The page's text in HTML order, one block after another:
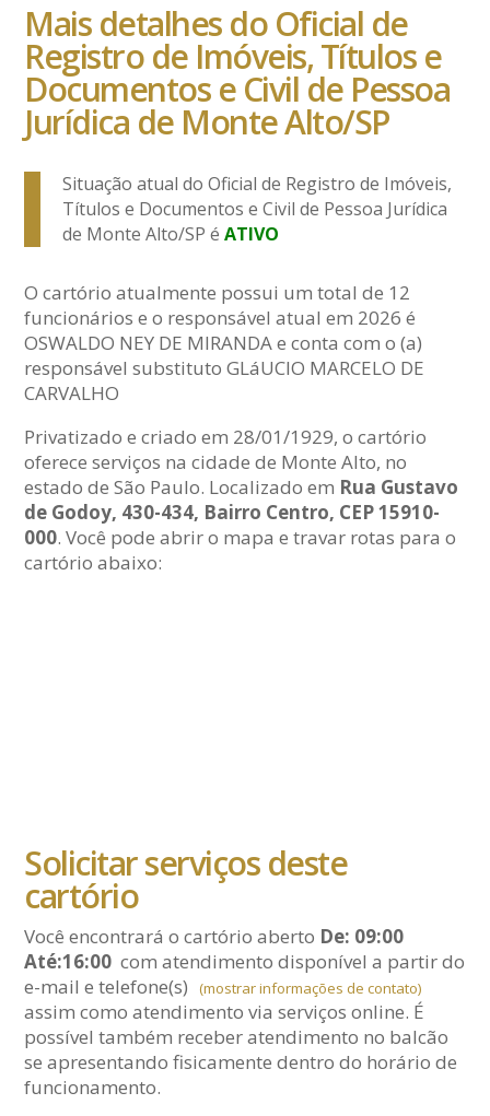
Mais detalhes do Oficial de
Registro de Imóveis, Títulos e
Documentos e Civil de Pessoa
Jurídica de Monte Alto/SP
Situação atual do Oficial de Registro de Imóveis,
Títulos e Documentos e Civil de Pessoa Jurídica
de Monte Alto/SP éATIVO
O cartório atualmente possui um total de 12
funcionários e o responsável atual em 2026 é
OSWALDO NEY DE MIRANDA e conta com o (a)
responsável substituto GLáUCIO MARCELO DE
CARVALHO
Privatizado e criado em 28/01/1929, o cartório
oferece serviços na cidade de Monte Alto, no
estado de São Paulo. Localizado em Rua Gustavo
de Godoy, 430-434, Bairro Centro, CEP 15910-
000. Você pode abrir o mapa e travar rotas para o
cartório abaixo:
Solicitar serviços deste
cartório
Você encontrará o cartório aberto De: 09:00
Até:16:00 com atendimento disponível a partir do
e-maile telefone(s) (mostrar informações de contato)
assim como atendimento via serviços online. É
possível também receber atendimento no balcão
se apresentando fisicamente dentro do horário de
funcionamento.